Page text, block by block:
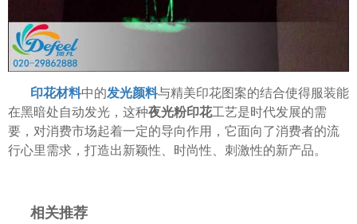
印花材料中的发光颜料与精美印花图案的结合使得服装能
在黑暗处自动发光，这种夜光粉印花工艺是时代发展的需
要，对消费市场起着一定的导向作用，它面向了消费者的流
行心里需求，打造出新颖性、时尚性、刺激性的新产品。
相关推荐